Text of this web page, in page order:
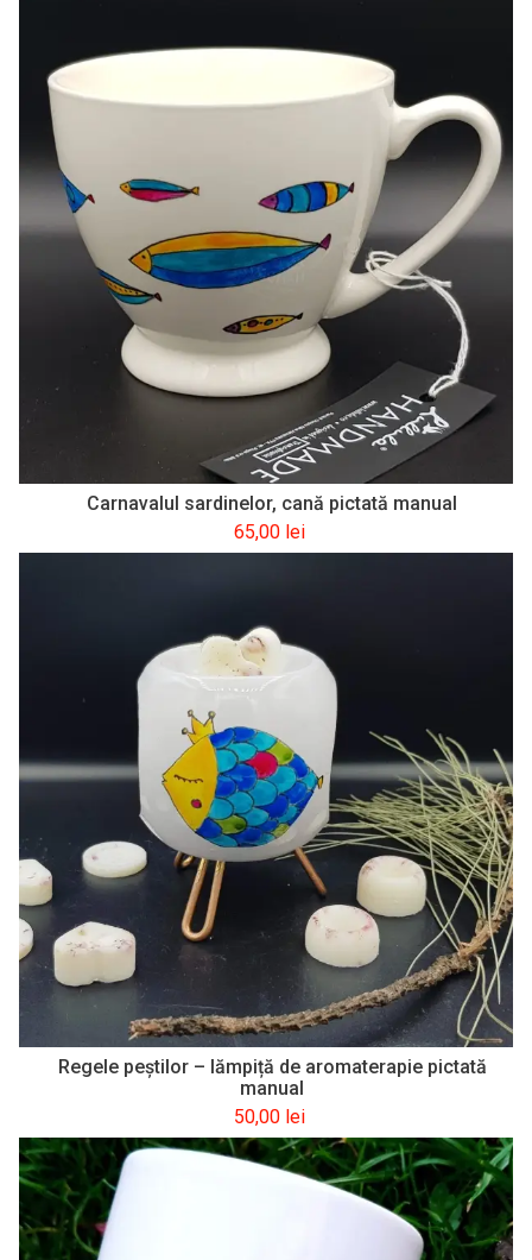
Carnavalul sardinelor, cană pictată manual
65,00 lei
Regele peştilor – lămpiță de aromaterapie pictată
manual
50,00 lei